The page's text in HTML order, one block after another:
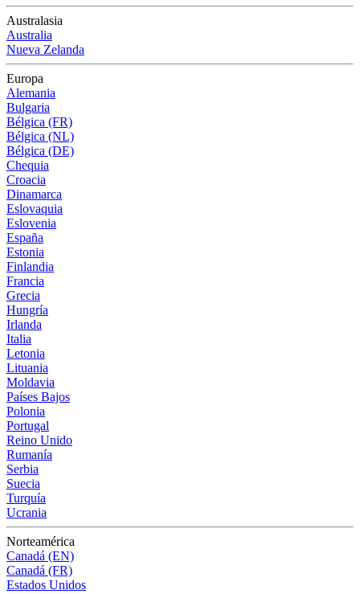
Australasia
Australia
Nueva Zelanda
Europa
Alemania
Bulgaria
Bélgica (FR)
Bélgica (NL)
Bélgica (DE)
Chequia
Croacia
Dinamarca
Eslovaquia
Eslovenia
España
Estonia
Finlandia
Francia
Grecia
Hungría
Irlanda
Italia
Letonia
Lituania
Moldavia
Países Bajos
Polonia
Portugal
Reino Unido
Rumanía
Serbia
Suecia
Turquía
Ucrania
Norteamérica
Canadá (EN)
Canadá (FR)
Estados Unidos